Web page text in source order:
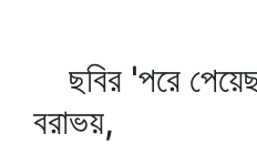
ছবির 'পরে
বরাভয়,